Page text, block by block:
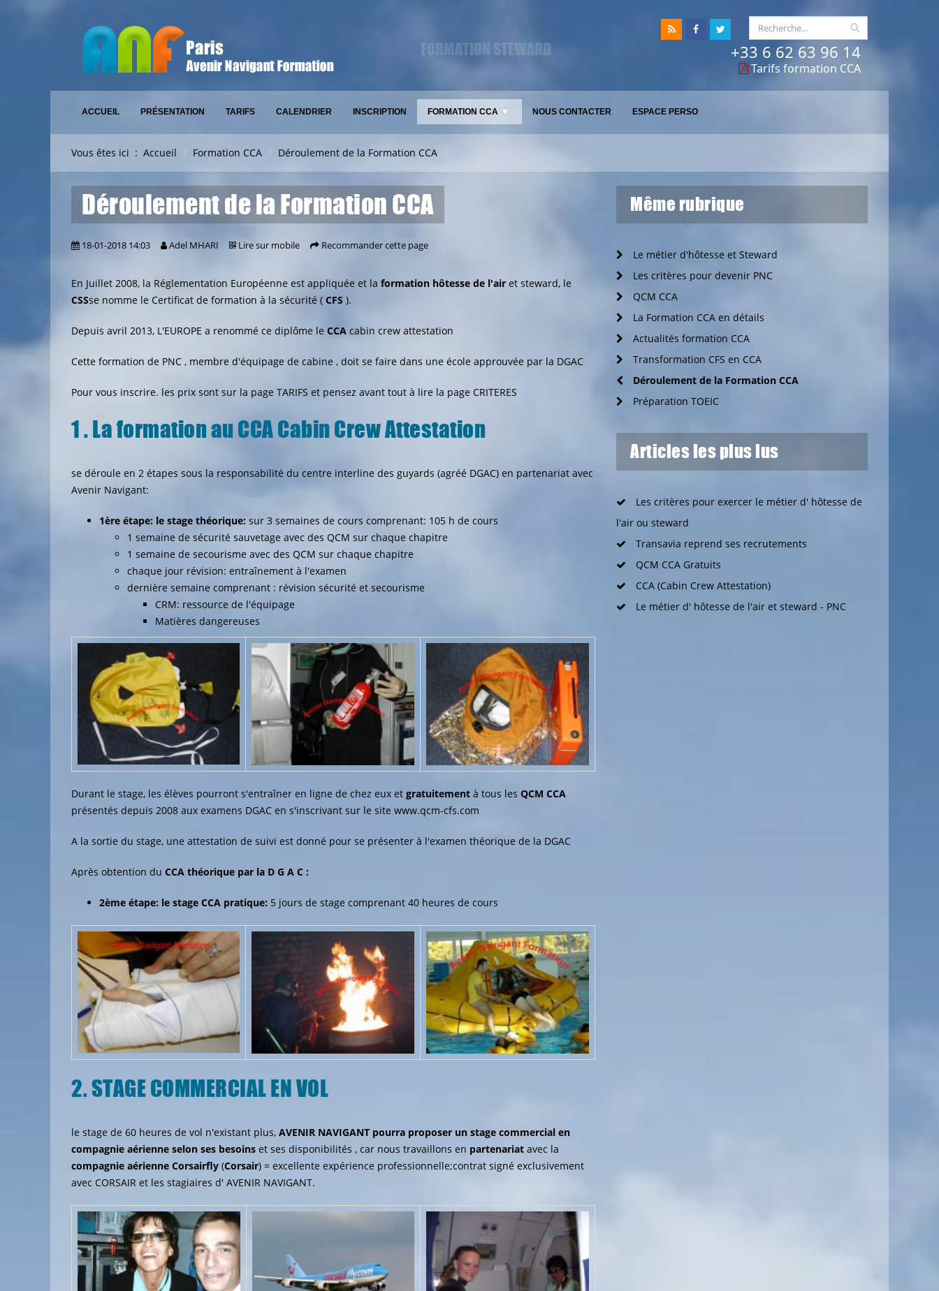
FORMATION STEWARD +33 6 62 63 96 14
Tarifs formation CCA
ACCUEIL PRÉSENTATION TARIFS CALENDRIER INSCRIPTION
+
FORMATION CCA NOUS CONTACTER ESPACE PERSO
Vous êtes ici : Accueil Formation CCA Déroulement de la Formation CCA
Déroulement de la Formation CCA
18-01-2018 14:03 Adel MHARI Lire sur mobile Recommander cette page
En Juillet 2008, la Réglementation Européenne est appliquée et la formation hôtesse de l'air et steward, le
CSSse nomme le Certificat de formation à la sécurité ( CFS ).
Depuis avril 2013, L'EUROPE a renommé ce diplôme le CCA cabin crew attestation
Cette formation de PNC , membre d'équipage de cabine , doit se faire dans une école approuvée par la DGAC
Pour vous inscrire. les prix sont sur la page TARIFS et pensez avant tout à lire la page CRITERES
1 . La formation au CCA Cabin Crew Attestation
se déroule en 2 étapes sous la responsabilité du centre interline des guyards (agréé DGAC) en partenariat avec
Avenir Navigant:
1ère étape: le stage théorique: sur 3 semaines de cours comprenant: 105 h de cours
1 semaine de sécurité sauvetage avec des QCM sur chaque chapitre
1 semaine de secourisme avec des QCM sur chaque chapitre
chaque jour révision: entraînement à l'examen
dernière semaine comprenant : révision sécurité et secourisme
CRM: ressource de l'équipage
Matières dangereuses
Durant le stage, les élèves pourront s'entraîner en ligne de chez eux et gratuitement à tous les QCM CCA
présentés depuis 2008 aux examens DGAC en s'inscrivant sur le site www.qcm-cfs.com
A la sortie du stage, une attestation de suivi est donné pour se présenter à l'examen théorique de la DGAC
Après obtention du CCA théorique par la D G A C :
2ème étape: le stage CCA pratique: 5 jours de stage comprenant 40 heures de cours
2. STAGE COMMERCIAL EN VOL
le stage de 60 heures de vol n'existant plus, AVENIR NAVIGANT pourra proposer un stage commercial en
compagnie aérienne selon ses besoins et ses disponibilités , car nous travaillons en partenariat avec la
compagnie aérienne Corsairfly (Corsair) = excellente expérience professionnelle;contrat signé exclusivement
avec CORSAIR et les stagiaires d' AVENIR NAVIGANT.
Même rubrique
Le métier d'hôtesse et Steward
Les critères pour devenir PNC
QCM CCA
La Formation CCA en détails
Actualités formation CCA
Transformation CFS en CCA
Déroulement de la Formation CCA
Préparation TOEIC
Articles les plus lus
Les critères pour exercer le métier d' hôtesse de
l'air ou steward
Transavia reprend ses recrutements
QCM CCA Gratuits
CCA (Cabin Crew Attestation)
Le métier d' hôtesse de l'air et steward - PNC